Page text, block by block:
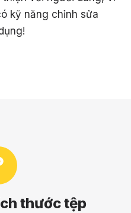
kỹ năng chỉnh sửa
thước tệp